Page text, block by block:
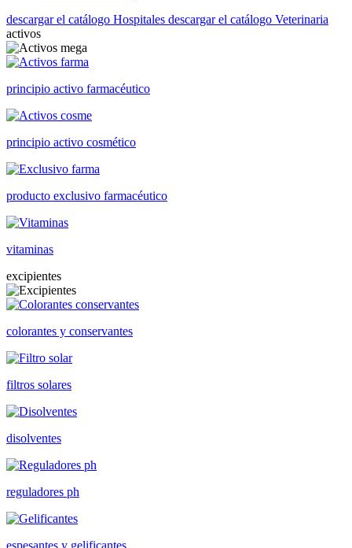
descargar el catálogo Hospitales descargar el catálogo Veterinaria
activos
principio activo farmacéutico
principio activo cosmético
producto exclusivo farmacéutico
vitaminas
excipientes
colorantes y conservantes
filtros solares
disolventes
reguladores ph
espesantes y gelificantes